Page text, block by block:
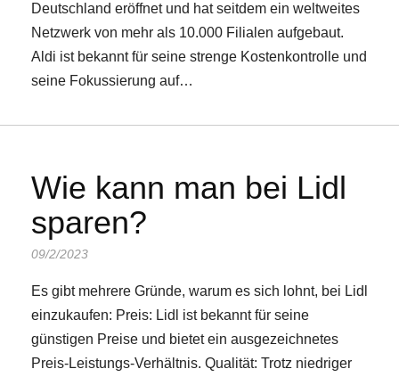
Deutschland eröffnet und hat seitdem ein weltweites
Netzwerk von mehr als 10.000 Filialen aufgebaut.
Aldi ist bekannt für seine strenge Kostenkontrolle und
seine Fokussierung auf…
Wie kann man bei Lidl
sparen?
09/2/2023
Es gibt mehrere Gründe, warum es sich lohnt, bei Lidl
einzukaufen: Preis: Lidl ist bekannt für seine
günstigen Preise und bietet ein ausgezeichnetes
Preis-Leistungs-Verhältnis. Qualität: Trotz niedriger